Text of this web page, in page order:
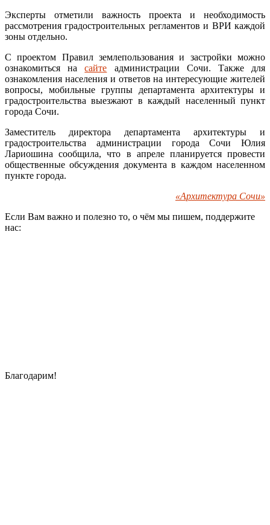
Эксперты отметили важность проекта и необходимость
рассмотрения градостроительных регламентов и ВРИ каждой
зоны отдельно.
С проектом Правил землепользования и застройки можно
ознакомиться насайте администрации Сочи. Также для
ознакомления населения и ответов на интересующие жителей
вопросы, мобильные группы департамента архитектуры и
градостроительства выезжают в каждый населенный пункт
города Сочи.
Заместитель директора департамента архитектуры и
градостроительства администрации города Сочи Юлия
Лариошина сообщила, что в апреле планируется провести
общественные обсуждения документа в каждом населенном
пункте города.
«Архитектура Сочи»
Если Вам важно и полезно то, о чём мы пишем, поддержите
нас:
Благодарим!